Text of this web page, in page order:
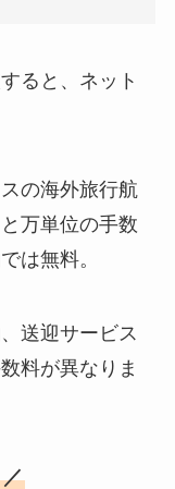
ると、ネット
の海外旅行航
万単位の手数
は無料。
送迎サービス
料が異なりま